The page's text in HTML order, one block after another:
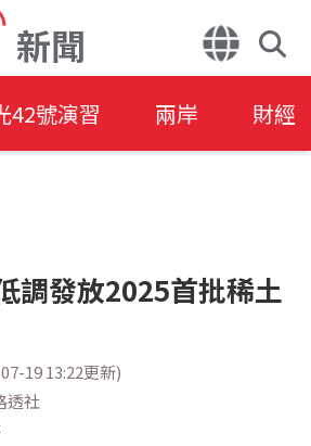
新聞
42號演習 兩岸 財經
調發放2025首批稀土
19 13:22更新)
透社